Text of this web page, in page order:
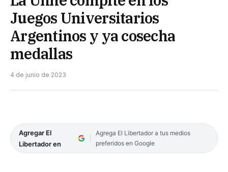
Juegos Universitarios
Argentinos y ya cosecha
medallas
4 de junio de 2023
Agregar El
Libertador en
Agrega El Libertador a tus medios
preferidos en Google